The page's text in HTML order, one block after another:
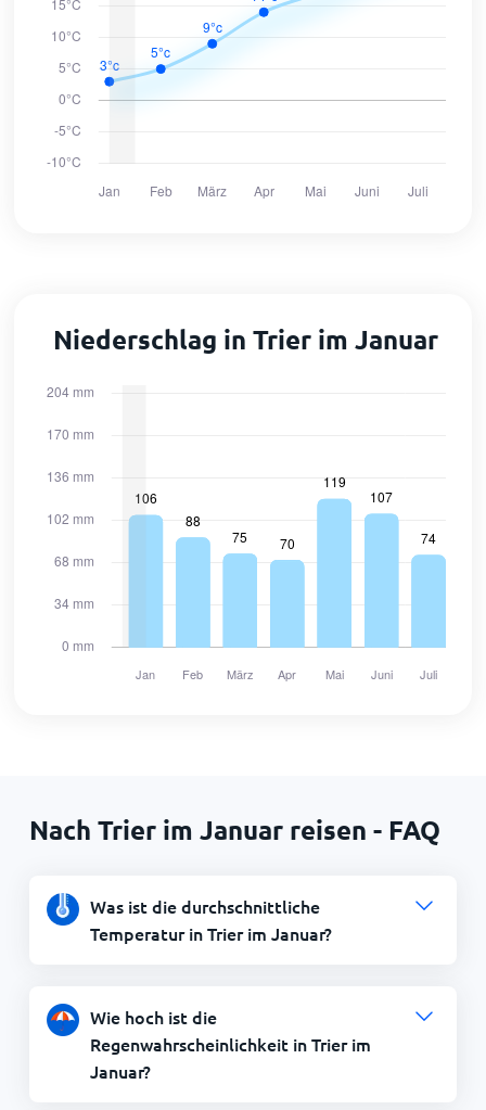
Niederschlag in Trier im Januar
Nach Trier im Januar reisen - FAQ
Was ist die durchschnittliche
Temperatur in Trier im Januar?
Wie hoch ist die
Regenwahrscheinlichkeit in Trier im
Januar?